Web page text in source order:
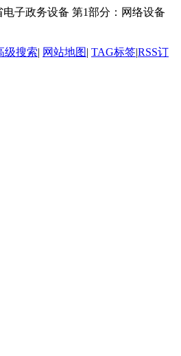
电子政务设备 第1部分：网络设备
级搜索| 网站地图| TAG标签|RSS订